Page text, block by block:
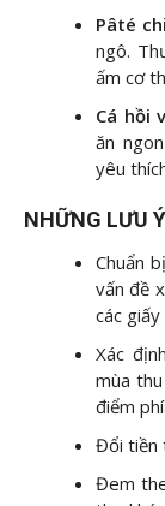
Pâté
ngô.
ấm cơ
Cá hồi
ăn
yêu
NHỮNG LƯU
Chuẩn
vấn đề
các
Xác
mùa
điểm
Đổi tiền
Đem